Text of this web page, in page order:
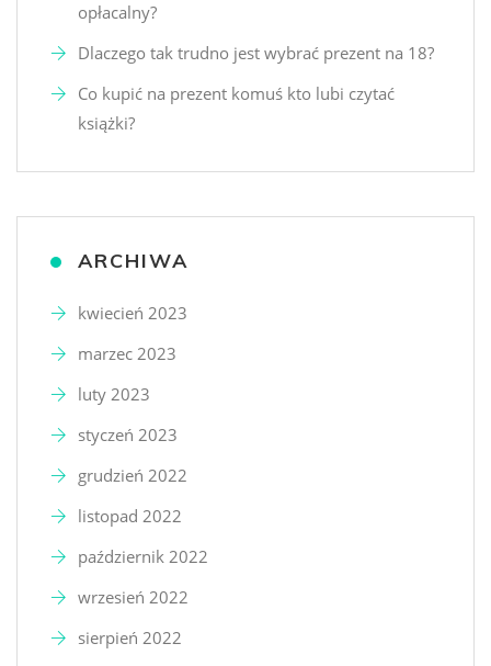
opłacalny?
Dlaczego tak trudno jest wybrać prezent na 18?
Co kupić na prezent komuś kto lubi czytać
książki?
ARCHIWA
kwiecień 2023
marzec 2023
luty 2023
styczeń 2023
grudzień 2022
listopad 2022
październik 2022
wrzesień 2022
sierpień 2022